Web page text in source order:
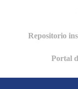
Repositorio
Portal